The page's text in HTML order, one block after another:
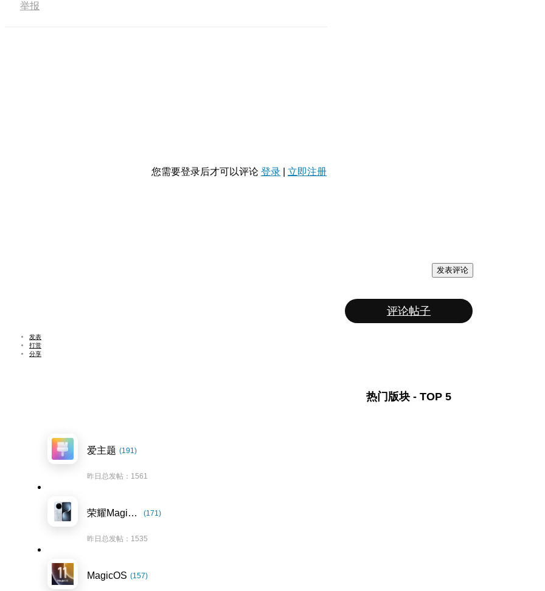
举报
您需要登录后才可以评论 登录 立即注册
发表评论
评论帖子
发表
打赏
分享
热门版块 - TOP 5
爱主题 (191)
昨日总发帖：1561
荣耀Magic7系列 (171)
昨日总发帖：1535
MagicOS (157)